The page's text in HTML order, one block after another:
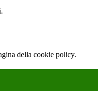
della cookie policy.